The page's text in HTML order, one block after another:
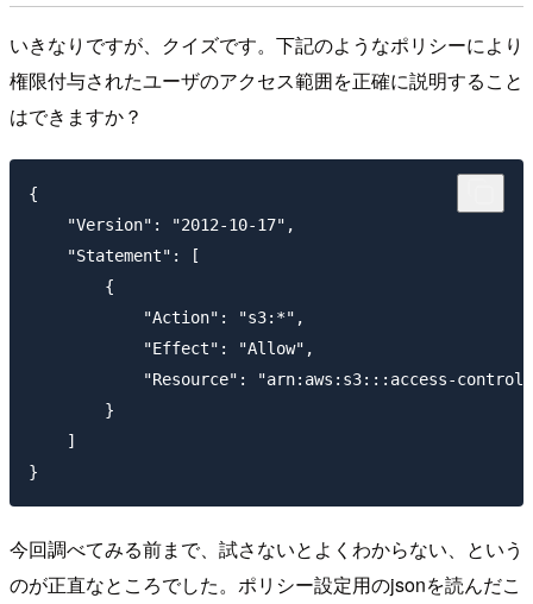
いきなりですが、クイズです。下記のようなポリシーにより
権限付与されたユーザのアクセス範囲を正確に説明すること
はできますか？
{
    "Version": "2012-10-17",
    "Statement": [
        {
            "Action": "s3:*",
            "Effect": "Allow",
"Resource": "arn:aws:s3:::access-
        }
    ]
今回調べてみる前まで、試さないとよくわからない、という
のが正直なところでした。ポリシー設定用のjsonを読んだこ